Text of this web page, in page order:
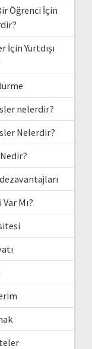
Öğrenci İçin
Yurtdışı
nelerdir?
Nelerdir?
Mı?